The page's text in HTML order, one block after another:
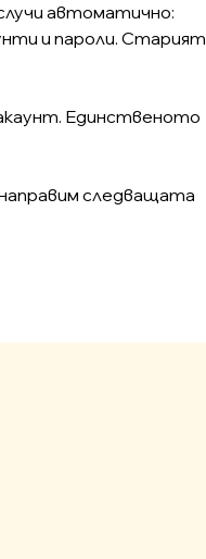
автоматично:
и пароли. Старият
Единственото
следващата